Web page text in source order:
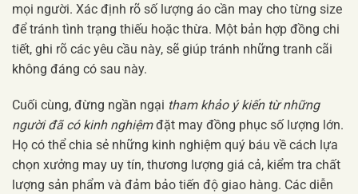
mọi người. Xác định rõ số lượng áo cần may cho từng size
để tránh tình trạng thiếu hoặc thừa. Một bản hợp đồng chi
tiết, ghi rõ các yêu cầu này, sẽ giúp tránh những tranh cãi
không đáng có sau này.
Cuối cùng, đừng ngần ngại tham khảo ý kiến từ những
người đã có kinh nghiệmđặt may đồng phục số lượng lớn.
Họ có thể chia sẻ những kinh nghiệm quý báu về cách lựa
chọn xưởng may uy tín, thương lượng giá cả, kiểm tra chất
lượng sản phẩm và đảm bảo tiến độ giao hàng. Các diễn